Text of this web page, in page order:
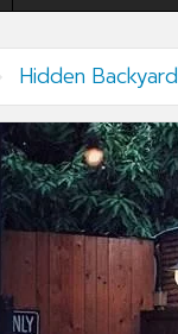
Hidden Backyard